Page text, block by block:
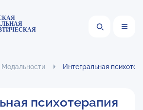
Модальности Интегральная
психотерапия